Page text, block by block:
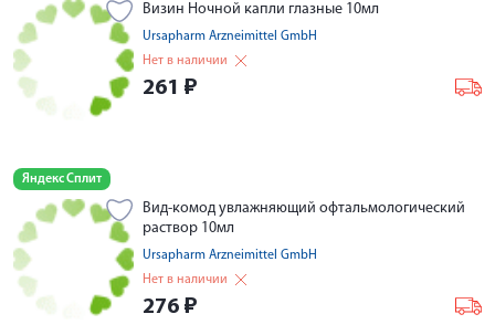
Визин Ночной капли глазные 10мл
Ursapharm Arzneimittel GmbH
Нет в наличии
261 ₽
Яндекс Сплит
Вид-комод увлажняющий офтальмологический
раствор 10мл
Ursapharm Arzneimittel GmbH
Нет в наличии
276 ₽